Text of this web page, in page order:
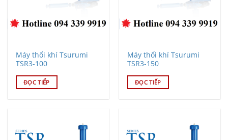
Máy thổi khí Tsurumi
TSR3-100
ĐỌC TIẾP
Máy thổi khí Tsurumi
TSR3-150
ĐỌC TIẾP